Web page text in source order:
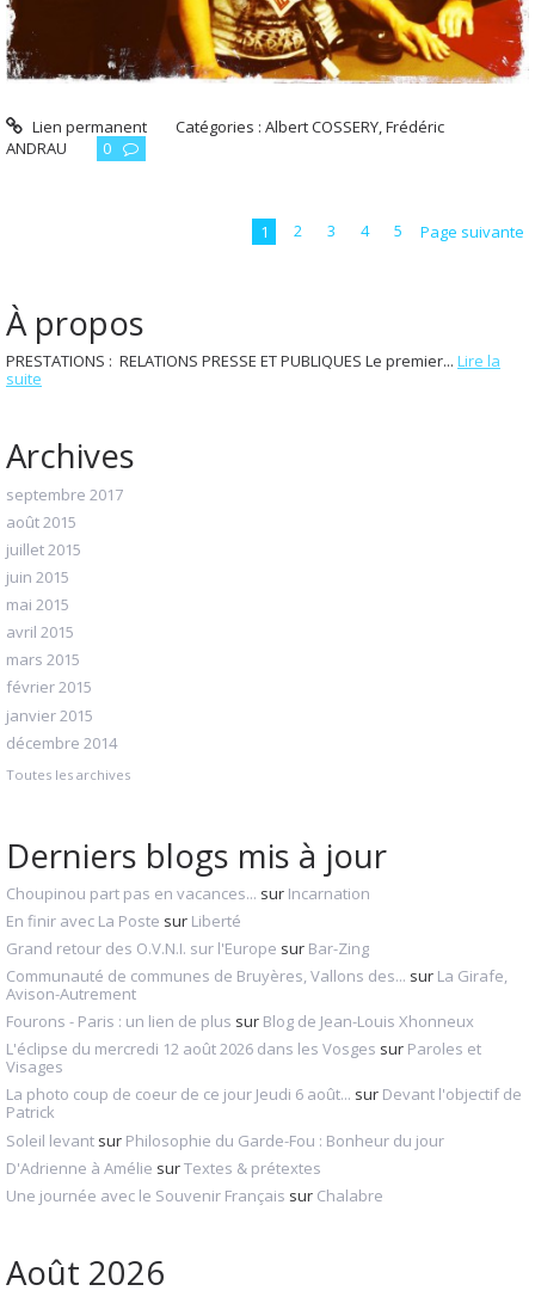
À propos
PRESTATIONS : RELATIONS PRESSE ET PUBLIQUES Le premier... Lire la
suite
Archives
septembre 2017
août 2015
juillet 2015
juin 2015
mai 2015
avril 2015
mars 2015
février 2015
janvier 2015
décembre 2014
Toutes les archives
Derniers blogs mis à jour
Choupinou part pas en vacances... sur Incarnation
En finir avec La Poste sur Liberté
Grand retour des O.V.N.I. sur l'Europe sur Bar-Zing
Communauté de communes de Bruyères, Vallons des... sur La Girafe,
Avison-Autrement
Fourons - Paris : un lien de plus sur Blog de Jean-Louis Xhonneux
L'éclipse du mercredi 12 août 2026 dans les Vosges sur Paroles et
Visages
La photo coup de coeur de ce jour Jeudi 6 août... sur Devant l'objectif de
Patrick
Soleil levant sur Philosophie du Garde-Fou : Bonheur du jour
D'Adrienne à Amélie surTextes & prétextes
Une journée avec le Souvenir Français sur Chalabre
Août 2026
Lien permanent Catégories :Albert COSSERY,Frédéric
ANDRAU
0
1 2 3 4 5 Page suivante